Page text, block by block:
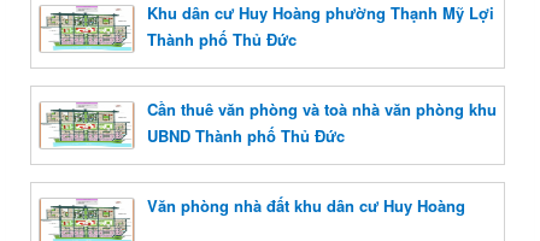
Khu dân cư Huy Hoàng phường Thạnh Mỹ Lợi
Thành phố Thủ Đức
Cần thuê văn phòng và toà nhà văn phòng khu
UBND Thành phố Thủ Đức
Văn phòng nhà đất khu dân cư Huy Hoàng